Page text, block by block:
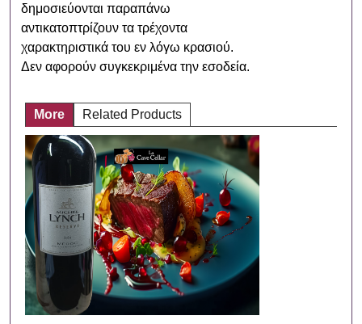
δημοσιεύονται παραπάνω
αντικατοπτρίζουν τα τρέχοντα
χαρακτηριστικά του εν λόγω κρασιού.
Δεν αφορούν συγκεκριμένα την εσοδεία.
More Related Products